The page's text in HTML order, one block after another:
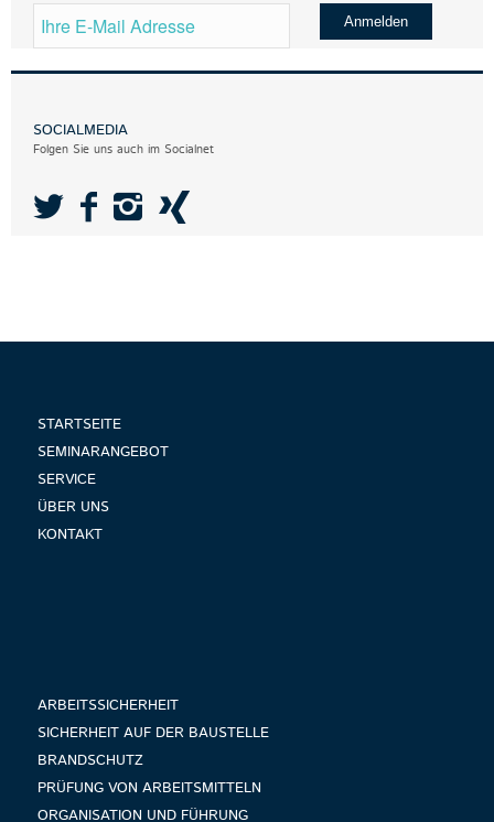
SOCIALMEDIA
Folgen Sie uns auch im Socialnet
STARTSEITE
SEMINARANGEBOT
SERVICE
ÜBER UNS
KONTAKT
ARBEITSSICHERHEIT
SICHERHEIT AUF DER BAUSTELLE
BRANDSCHUTZ
PRÜFUNG VON ARBEITSMITTELN
ORGANISATION UND FÜHRUNG